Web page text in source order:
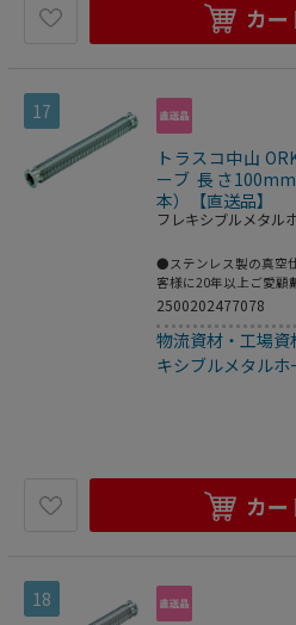
カー
17
トラスコ中山
ーブ 長さ
本）【直送品】
フレキシブルメタル
●ステンレス製の真空
客様に20年以上ご愛
用。●全長(mm)：
力：FV～大気圧●使用
耐熱温度により異な
乗]]Pa・[[Ｍ3]]/sec以
(SUS316L)●フランジ
2500202477078
物流資材・工場資
キシブルメタルホ
カー
18